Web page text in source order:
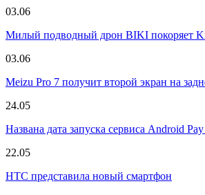
03.06
Милый подводный дрон BIKI покоряет
03.06
Meizu Pro 7 получит второй экран на
24.05
Названа дата запуска сервиса Android
22.05
HTC представила новый смартфон